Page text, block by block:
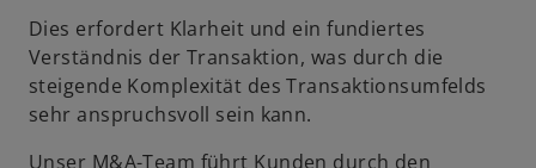
Dies erfordert Klarheit und ein fundiertes
Verständnis der Transaktion, was durch die
steigende Komplexität des Transaktionsumfelds
sehr anspruchsvoll sein kann.
Unser M&A-Team führt Kunden durch den